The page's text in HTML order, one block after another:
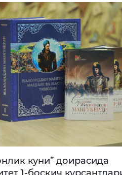
куни” доирасида